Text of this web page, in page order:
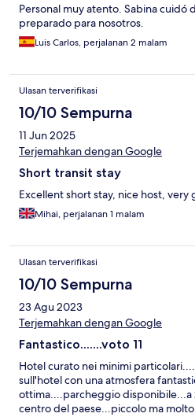
Personal muy atento. Sabina
preparado para nosotros.
Luis Carlos, perjalanan 2 malam
Ulasan terverifikasi
10/10 Sempurna
11 Jun 2025
Terjemahkan dengan Google
Short transit stay
Excellent short stay, nice host,
Mihai, perjalanan 1 malam
Ulasan terverifikasi
10/10 Sempurna
23 Agu 2023
Terjemahkan dengan Google
Fantastico.......voto 11
Hotel curato nei minimi
sull'hotel con una atmosfera
ottima....parcheggio disponibile...a
centro del paese...piccolo ma